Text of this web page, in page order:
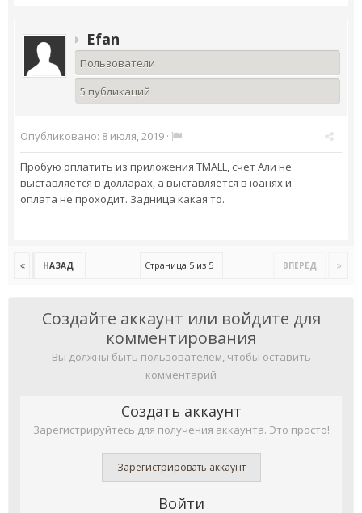
Efan
Пользователи
5 публикаций
Опубликовано: 8 июля, 2019 ·
Пробую оплатить из приложения TMALL, счет Али не
выставляется в долларах, а выставляется в юанях и
оплата не проходит. Задница какая то.
НАЗАД ВПЕРЁД
Страница 5 из 5
Создайте аккаунт или войдите для
комментирования
Вы должны быть пользователем, чтобы оставить
комментарий
Создать аккаунт
Зарегистрируйтесь для получения аккаунта. Это просто!
Зарегистрировать аккаунт
Войти